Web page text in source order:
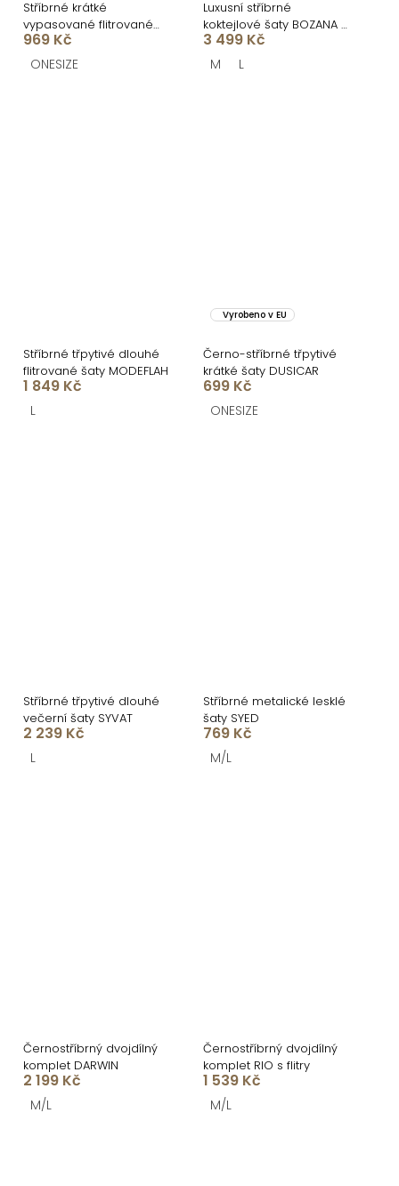
Stříbrné krátké
vypasované flitrované
šaty HELION
969 Kč
ONESIZE
Luxusní stříbrné
koktejlové šaty BOZANA s
peříčky
3 499 Kč
M L
Stříbrné třpytivé dlouhé
flitrované šaty MODEFLAH
1 849 Kč
L
Vyrobeno v EU
Černo-stříbrné třpytivé
krátké šaty DUSICAR
699 Kč
ONESIZE
Stříbrné třpytivé dlouhé
večerní šaty SYVAT
2 239 Kč
L
Stříbrné metalické lesklé
šaty SYED
769 Kč
M/L
Černostříbrný dvojdílný
komplet DARWIN
2 199 Kč
M/L
Černostříbrný dvojdílný
komplet RIO s flitry
1 539 Kč
M/L